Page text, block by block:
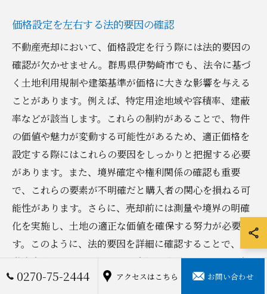
価格設定を左右する法的要因の確認
不動産売却において、価格設定を行う際には法的要因の
確認が欠かせません。群馬県伊勢崎市でも、法令に基づ
く土地利用規制や建築基準が価格に大きな影響を与える
ことがあります。例えば、特定用途地域や容積率、建蔽
率などが該当します。これらの制約があることで、物件
の価値や魅力が変動する可能性があるため、適正価格を
設定する際にはこれらの要因をしっかりと把握する必要
があります。また、境界確定や権利関係の確認も重要
で、これらの要素が不明確だと購入者の関心を損ねる可
能性があります。さらに、売却前には測量や境界の明確
化を実施し、土地の適正な価値を確保する努力が必要で
す。このように、法的要因を詳細に確認することで、不
動産売却におけるトラブルを未然に防ぎ、スムーズな売
却活動を実現することができるのです。
0270-75-2444 アクセスはこちら お問い合わせ